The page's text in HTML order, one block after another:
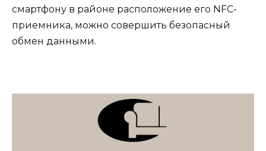
смартфону в районе расположение его NFC-
приемника, можно совершить безопасный
обмен данными.